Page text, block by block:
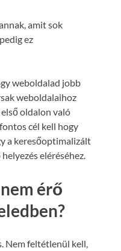
amit sok
ez
weboldalad jobb
weboldalaihoz
oldalon való
cél kell hogy
a keresőoptimalizált
eléréséhez.
érő
Nem feltétlenül kell,